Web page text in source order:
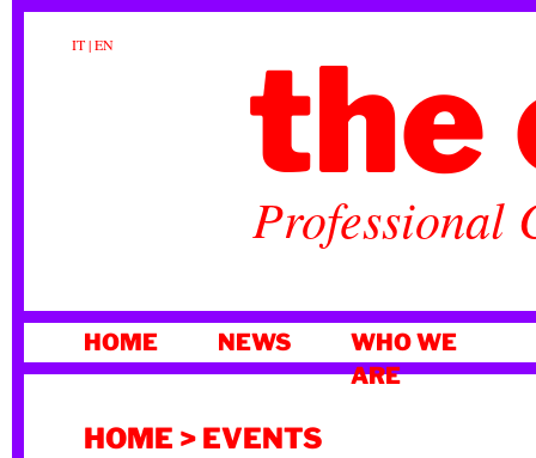
IT|EN the
Professional
TO
HOME NEWS
WHO WE
ARE
HOME > EVENTS